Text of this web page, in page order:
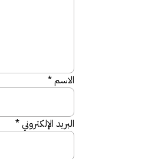
الاسم*
البريد الإلكتروني*